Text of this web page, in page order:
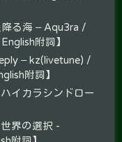
降る海 – Aqu3ra /
附詞】
– kz(livetune) /
附詞】
イカラシンドロー
界の選択 -